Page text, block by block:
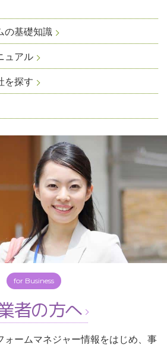
の基礎知識
ュアル
を探す
for Business
者の方へ
ォームマネジャー情報をはじめ、事